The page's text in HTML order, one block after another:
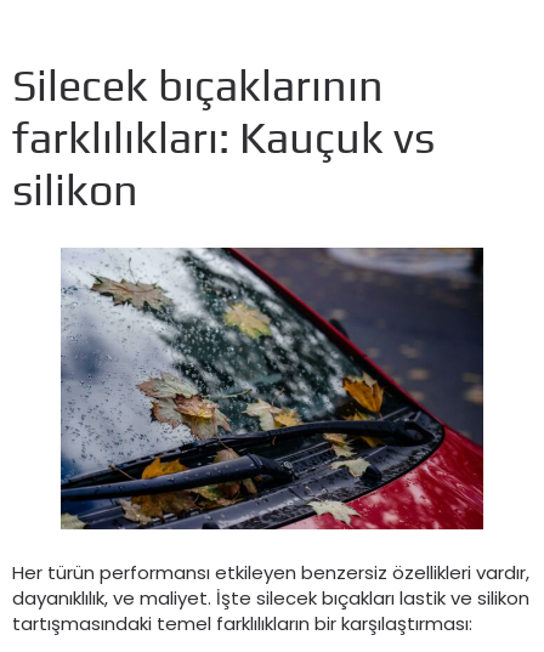
Silecek bıçaklarının
farklılıkları: Kauçuk vs
silikon
Her türün performansı etkileyen benzersiz özellikleri vardır,
dayanıklılık, ve maliyet. İşte silecek bıçakları lastik ve silikon
tartışmasındaki temel farklılıkların bir karşılaştırması: